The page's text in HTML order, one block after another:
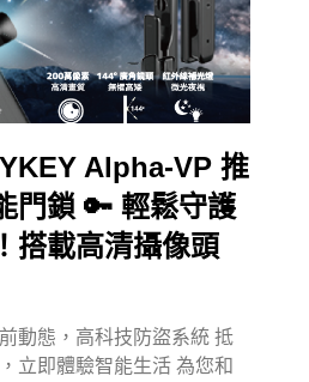
Alpha-VP 推
門鎖 🔑 輕鬆守護
搭載高清攝像頭
動態，高科技防盜系統 抵
立即體驗智能生活 為您和